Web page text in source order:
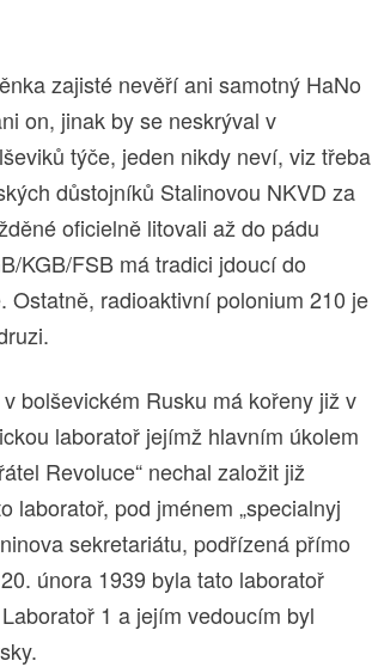
zajisté nevěří ani samotný HaNo
on, jinak by se neskrýval v
týče, jeden nikdy neví, viz třeba
důstojníků Stalinovou NKVD za
oficielně litovali až do pádu
KGB/FSB má tradici jdoucí do
radioaktivní polonium 210 je
bolševickém Rusku má kořeny již v
laboratoř jejímž hlavním úkolem
Revoluce“ nechal založit již
laboratoř, pod jménem „specialnyj
sekretariátu, podřízená přímo
února 1939 byla tato laboratoř
1 a jejím vedoucím byl